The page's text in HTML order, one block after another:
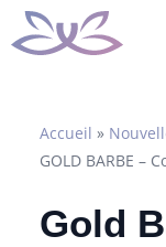
Aller
au
Accueil »
GOLD BARBE –
Gold